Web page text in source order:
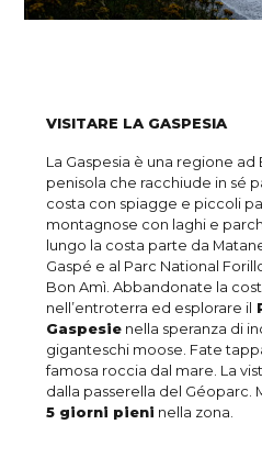
VISITARE LA GASPESIA
La Gaspesia è una regione ad
penisola che racchiude in sé
costa con spiagge e piccoli
montagnose con laghi e
lungo la costa parte da
Gaspé e al Parc National
Bon Amì. Abbandonate la
nell’entroterra ed esplorare il
Gaspesie nella speranza di
giganteschi moose. Fate
famosa roccia dal mare. La
dalla passerella del Géoparc.
5 giorni pieni nella zona.